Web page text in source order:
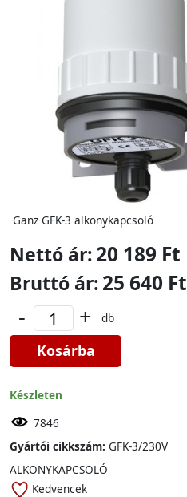
Ganz GFK-3 alkonykapcsoló
Nettó ár:20 189 Ft
Bruttó ár:25 640 Ft
- + db
Kosárba
Készleten
7846
Gyártói cikkszám: GFK-3/230V
ALKONYKAPCSOLÓ
Kedvencek